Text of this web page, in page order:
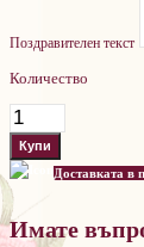
Поздравителен текст
Количество
Доставката в
Имате